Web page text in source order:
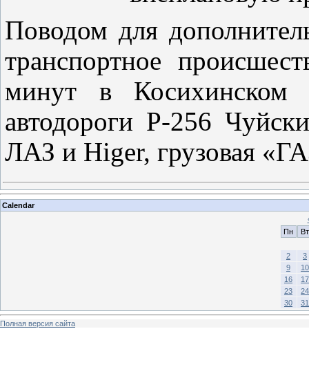
Поводом для
транспортное
минут в Косихинском
автодороги Р-256
ЛАЗ и Higer, грузовая
Calendar
Пн
Вт
2
3
9
10
16
17
23
24
30
31
Полная версия сайта